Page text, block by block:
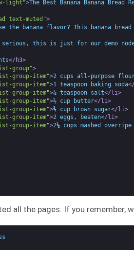
light">The Best Banana Banana Bread
text-muted">
the banana flavor? This banana
serious, this is just for our demo
</h3>
group">
group-item">2 cups all-purpose
group-item">1 teaspoon baking soda
group-item">¼ teaspoon salt</li>
group-item">½ cup butter</li>
group-item">¾ cup brown sugar</li>
group-item">2 eggs, beaten</li>
group-item">2⅓ cups mashed overripe
all the pages. If you remember,